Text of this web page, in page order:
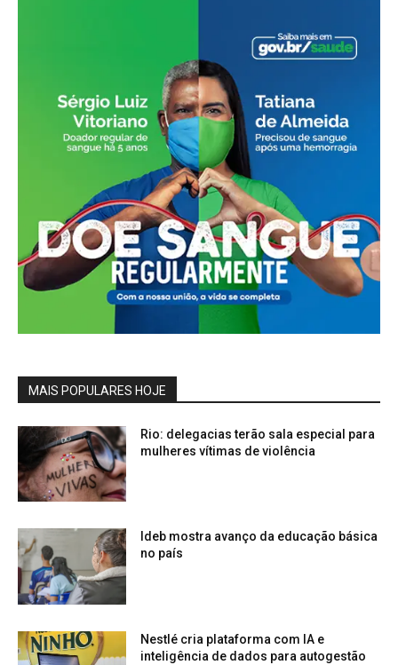
MAIS POPULARES HOJE
Rio: delegacias terão sala especial para
mulheres vítimas de violência
Ideb mostra avanço da educação básica
no país
Nestlé cria plataforma com IA e
inteligência de dados para autogestão